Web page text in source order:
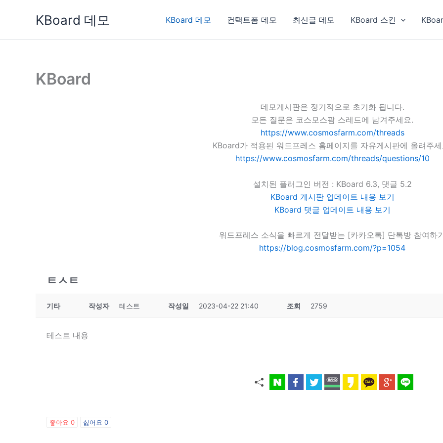
KBoard 데모 KBoard 데모 컨택트폼 데모 최신글 데모 KBoard 스킨
KBoard
데모게시판은 정기적으로 초기화 됩니다.
모든 질문은 코스모스팜 스레드에 남겨주세요.
https://www.cosmosfarm.com/threads
KBoard가 적용된 워드프레스 홈페이지를 자유게시판에 올려주
https://www.cosmosfarm.com/threads/questions/10
설치된 플러그인 버전 : KBoard 6.3, 댓글 5.2
KBoard 게시판 업데이트 내용 보기
KBoard 댓글 업데이트 내용 보기
워드프레스 소식을 빠르게 전달받는 [카카오톡] 단톡방 참여하
https://blog.cosmosfarm.com/?p=1054
ㅌㅅㅌ
기타 작성자 테스트 작성일 2023-04-22 21:40 조회 2759
테스트 내용
좋아요 0 싫어요 0